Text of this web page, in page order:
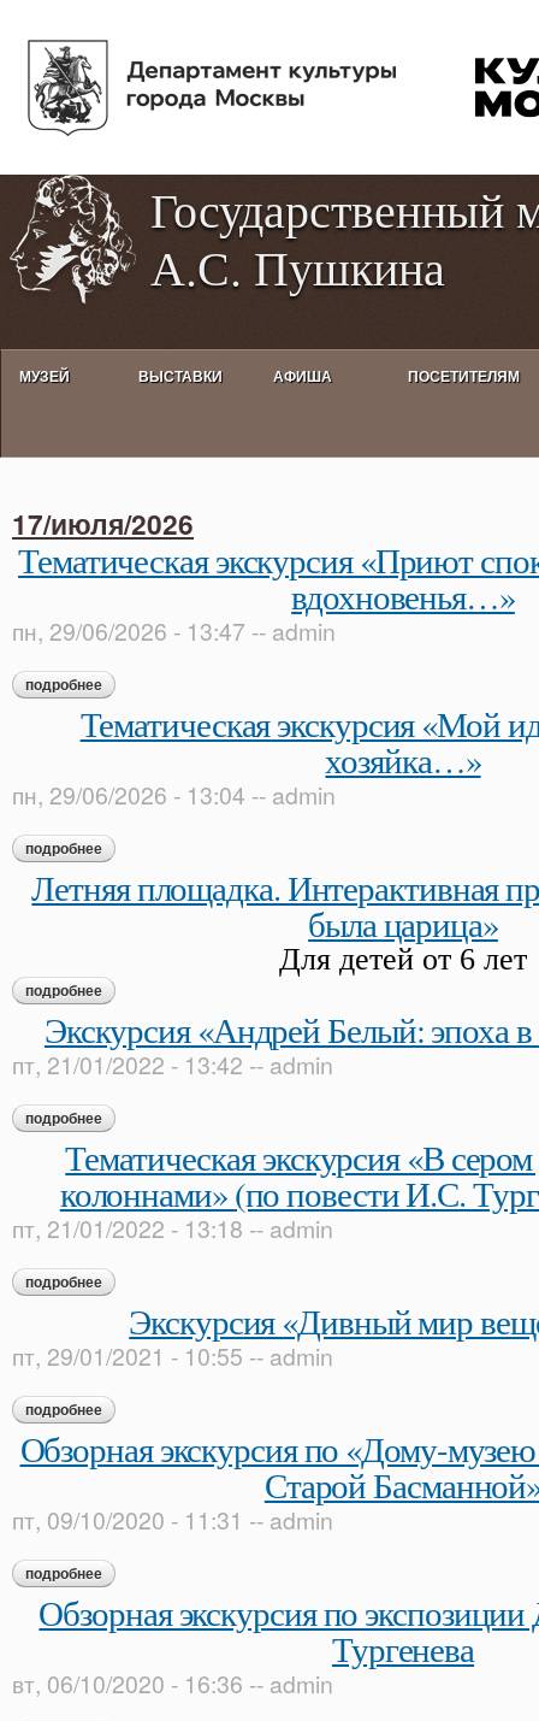
Государственный
А.С. Пушкина
МУЗЕЙ ВЫСТАВКИ АФИША ПОСЕТИТЕЛЯМ
Activities calendar
17/июля/2026
Тематическая экскурсия «Приют
вдохновенья…»
пн, 29/06/2026 - 13:47 -- admin
подробнее о тематическая экскурсия «приют спокойствия, трудов и
Тематическая экскурсия «Мой
хозяйка…»
пн, 29/06/2026 - 13:04 -- admin
подробнее о тематическая экскурсия «мой идеал теперь — хозяйка…»
Летняя площадка. Интерактивная
была царица»
Для детей от 6 лет
подробнее о летняя площадка. интерактивная программа «кабы я
Экскурсия «Андрей Белый: эпоха в
пт, 21/01/2022 - 13:42 -- admin
подробнее о экскурсия «андрей белый: эпоха в зеркале судьбы»
Тематическая экскурсия «В
колоннами» (по повести И.С.
пт, 21/01/2022 - 13:18 -- admin
подробнее о тематическая экскурсия «в сером доме с белыми
Экскурсия «Дивный мир
пт, 29/01/2021 - 10:55 -- admin
подробнее о экскурсия «дивный мир вещей и слов»
Обзорная экскурсия по «Дому-
Старой
пт, 09/10/2020 - 11:31 -- admin
подробнее о обзорная экскурсия по «дому-музею в. л. пушкина на
Обзорная экскурсия по
Тургенева
вт, 06/10/2020 - 16:36 -- admin